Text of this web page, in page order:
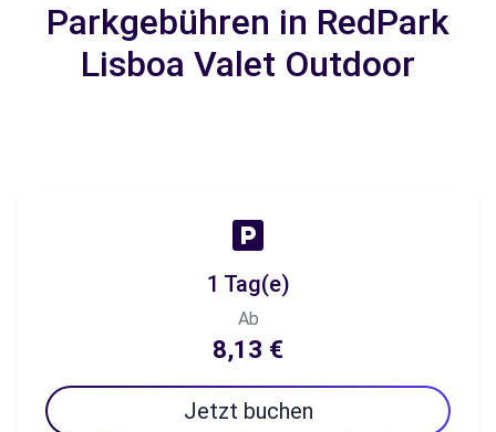
Parkgebühren in RedPark
Lisboa Valet Outdoor
1 Tag(e)
Ab
8,13 €
Jetzt buchen